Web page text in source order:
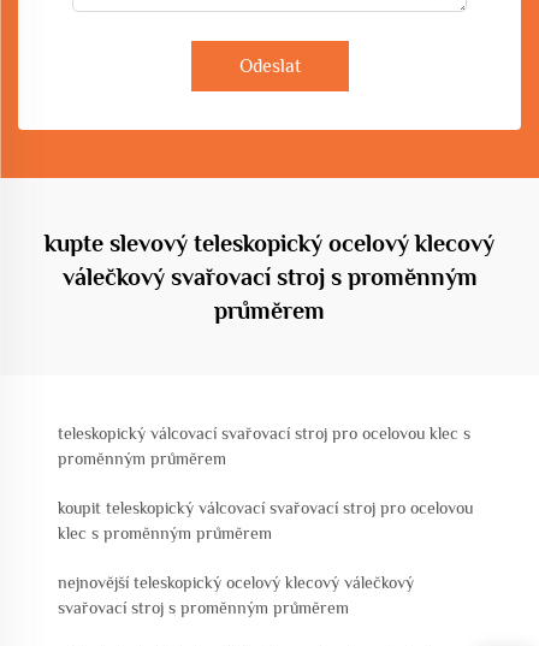
Odeslat
kupte slevový teleskopický ocelový klecový
válečkový svařovací stroj s proměnným
průměrem
teleskopický válcovací svařovací stroj pro ocelovou klec s
proměnným průměrem
koupit teleskopický válcovací svařovací stroj pro ocelovou
klec s proměnným průměrem
nejnovější teleskopický ocelový klecový válečkový
svařovací stroj s proměnným průměrem